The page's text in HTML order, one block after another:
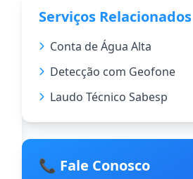
Serviços Relacionados
Conta de Água Alta
Detecção com Geofone
Laudo Técnico Sabesp
📞 Fale Conosco